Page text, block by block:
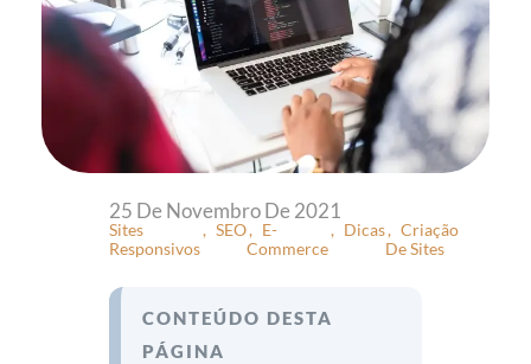
R
O
B
25 De Novembro De 2021
Criação
De Sites
Dicas
E-
Commerce
SEO
Sites
Responsivos
CONTEÚDO DESTA
PÁGINA